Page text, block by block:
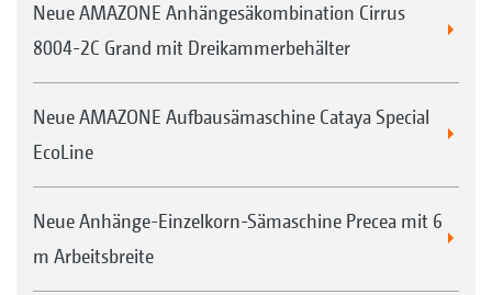
Neue AMAZONE Anhängesäkombination Cirrus
8004-2C Grand mit Dreikammerbehälter
Neue AMAZONE Aufbausämaschine Cataya Special
EcoLine
Neue Anhänge-Einzelkorn-Sämaschine Precea mit 6
m Arbeitsbreite